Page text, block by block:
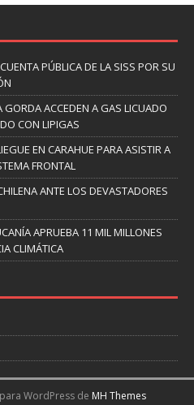
PÚBLICA DE LA SISS POR SU
GORDA ACCEDEN A GAS LICUADO
CON LIPIGAS
EN CARAHUE PARA ASISTIR A
FRONTAL
ANTE LOS DEVASTADORES
APRUEBA 11 MIL MILLONES
CLIMÁTICA
WordPress de MH Themes